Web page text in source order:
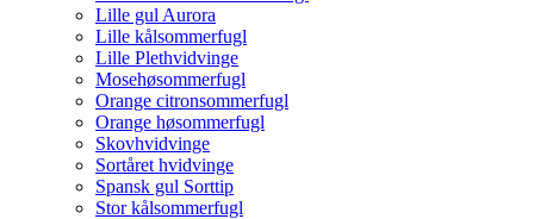
Lille gul Aurora
Lille kålsommerfugl
Lille Plethvidvinge
Mosehøsommerfugl
Orange citronsommerfugl
Orange høsommerfugl
Skovhvidvinge
Sortåret hvidvinge
Spansk gul Sorttip
Stor kålsommerfugl